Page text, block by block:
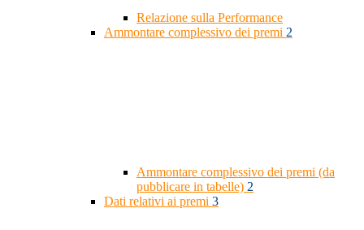
Relazione sulla Performance
Ammontare complessivo dei premi 2
Ammontare complessivo dei premi (da
pubblicare in tabelle) 2
Dati relativi ai premi 3